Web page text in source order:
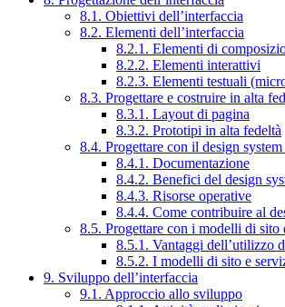
8.1. Obiettivi dell’interfaccia
8.2. Elementi dell’interfaccia
8.2.1. Elementi di
8.2.2. Elementi interattivi
8.2.3. Elementi testuali
8.3. Progettare e costruire in alta
8.3.1. Layout di pagina
8.3.2. Prototipi in alta fedeltà
8.4. Progettare con il design
8.4.1. Documentazione
8.4.2. Benefici del design
8.4.3. Risorse operative
8.4.4. Come contribuire al
8.5. Progettare con i modelli di sito
8.5.1. Vantaggi dell’utilizzo
8.5.2. I modelli di sito e
9. Sviluppo dell’interfaccia
9.1. Approccio allo sviluppo